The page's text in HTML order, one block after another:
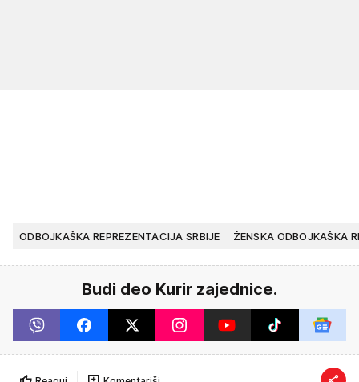
ODBOJKAŠKA REPREZENTACIJA SRBIJE ŽENSKA ODBOJKAŠKA
Budi deo Kurir zajednice.